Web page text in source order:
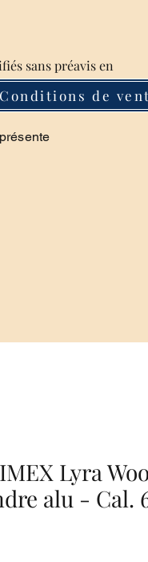
sans préavis en
Conditions de
Lyra
alu - Cal.